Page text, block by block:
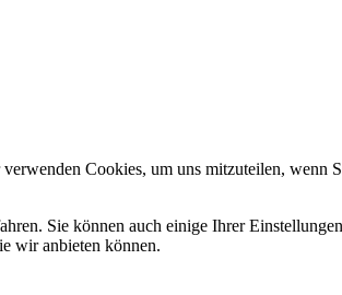
Cookies, um uns mitzuteilen, wenn
Sie können auch einige Ihrer
wir anbieten können.